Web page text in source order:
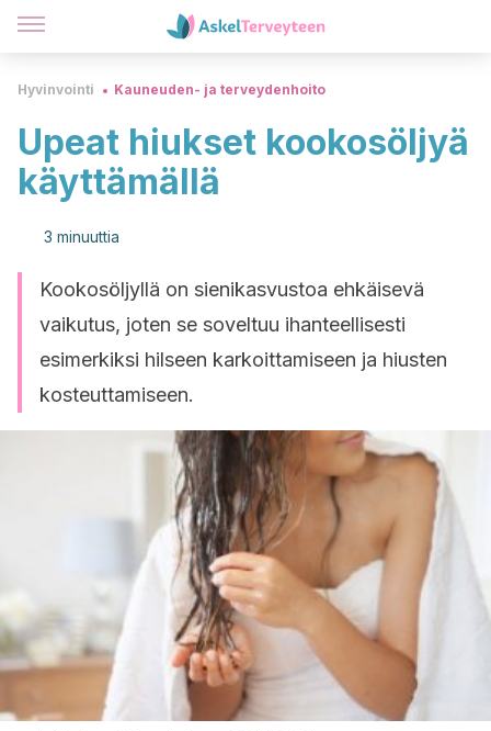
Hyvinvointi Kauneuden- ja terveydenhoito
Upeat hiukset kookosöljyä
käyttämällä
3 minuuttia
Kookosöljyllä on sienikasvustoa ehkäisevä
vaikutus, joten se soveltuu ihanteellisesti
esimerkiksi hilseen karkoittamiseen ja hiusten
kosteuttamiseen.